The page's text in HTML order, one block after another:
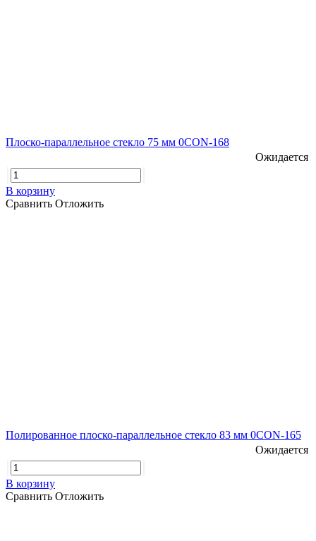
Плоско-параллельное стекло 75 мм 0CON-168
Ожидается
В корзину
Сравнить Отложить
Полированное плоско-параллельное стекло 83 мм 0CON-165
Ожидается
В корзину
Сравнить Отложить